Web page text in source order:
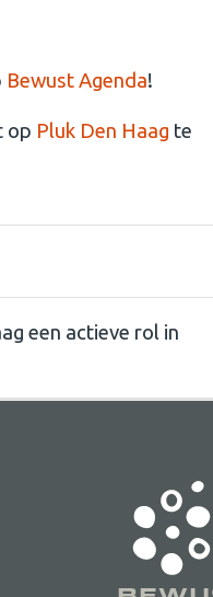
Bewust Agenda!
op Pluk Den Haag te
een actieve rol in